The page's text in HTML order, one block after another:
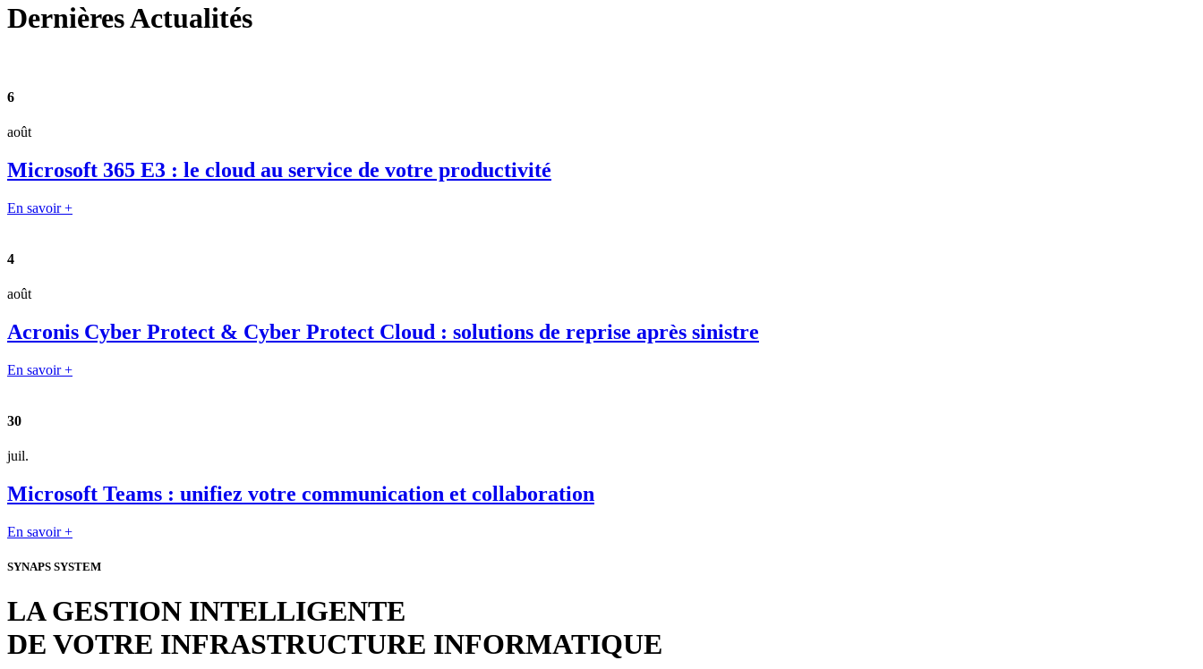
DernièresActualités
6
août
Microsoft 365 E3 : le cloud au service de votre productivité
En savoir +
4
août
Acronis Cyber Protect & Cyber Protect Cloud : solutions de reprise après sinistre
En savoir +
30
juil.
Microsoft Teams : unifiez votre communication et collaboration
En savoir +
SYNAPS SYSTEM
LA GESTION INTELLIGENTE
DE VOTRE INFRASTRUCTURE INFORMATIQUE